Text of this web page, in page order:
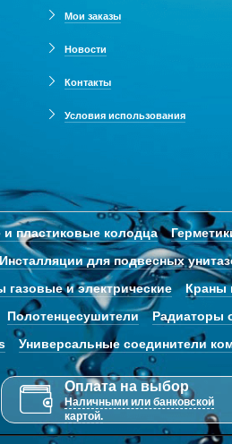
Мои заказы
Новости
Контакты
Условия использования
и пластиковые колодца
Инсталляции для подвесных
газовые и электрические Краны
Полотенцесушители Радиаторы
Универсальные соединители
Оплата на выбор
Наличными или банковской
картой.